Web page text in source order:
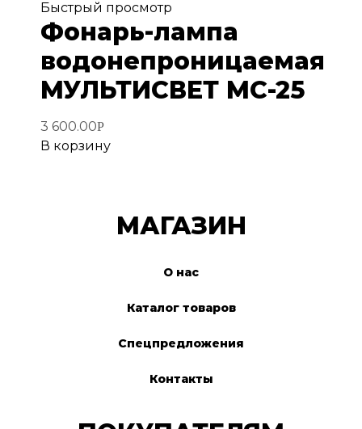
в
избранное
Быстрый просмотр
Фонарь-лампа
водонепроницаемая
МУЛЬТИСВЕТ MC-25
3 600.00Р
В корзину
МАГАЗИН
О нас
Каталог товаров
Спецпредложения
Контакты